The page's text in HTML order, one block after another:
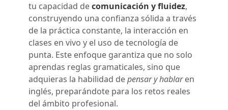
tu capacidad decomunicación y fluidez,
construyendo una confianza sólida a través
de la práctica constante, la interacción en
clases en vivo y el uso de tecnología de
punta. Este enfoque garantiza que no solo
aprendas reglas gramaticales, sino que
adquieras la habilidad depensar y hablaren
inglés, preparándote para los retos reales
del ámbito profesional.